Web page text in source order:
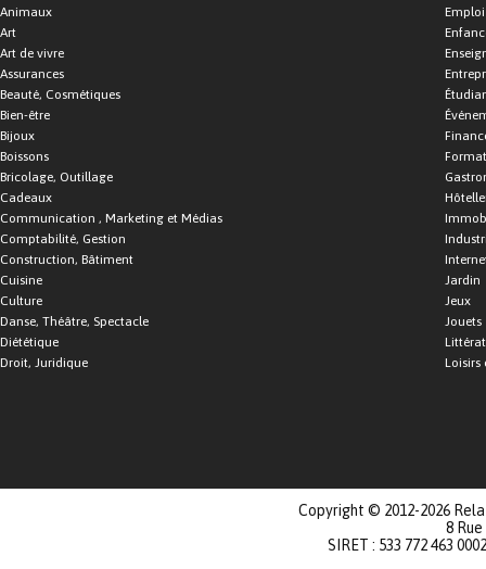
Animaux
Art
Art de vivre
Assurances
Beauté, Cosmétiques
Bien-être
Bijoux
Boissons
Bricolage, Outillage
Cadeaux
Communication , Marketing et Médias
Comptabilité, Gestion
Construction, Bâtiment
Cuisine
Culture
Danse, Théâtre, Spectacle
Diététique
Droit, Juridique
Emploi
Jardin
Jeux
Jouets
Loisirs
Copyright © 2012-2026
8
SIRET : 533 772 463